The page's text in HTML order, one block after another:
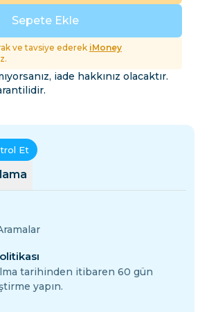
Sepete Ekle
ve tavsiye ederek iMoney
iade hakkınız olacaktır.
Et
tarihinden itibaren 60 gün
yapın.